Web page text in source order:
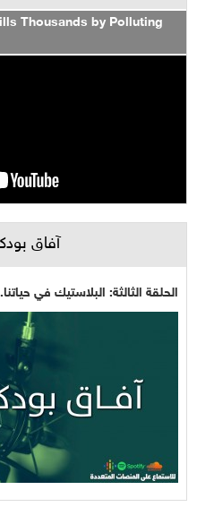
Thousands by Polluting
آفاق
الحلقة الثالثة: البلاستيك في